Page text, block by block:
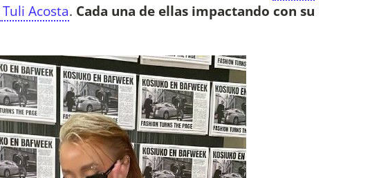
Tuli Acosta. Cada una de ellas impactando con su